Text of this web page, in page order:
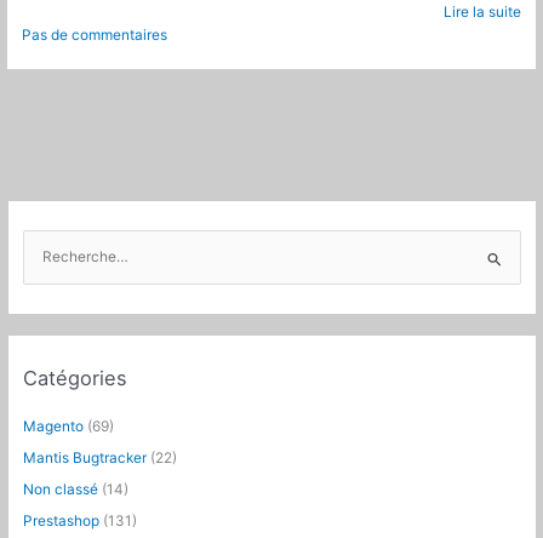
sur
la
Lire la suite
Pas de commentaires
r
e
r
Catégories
Magento (69)
Mantis Bugtracker (22)
Non classé (14)
Prestashop (131)